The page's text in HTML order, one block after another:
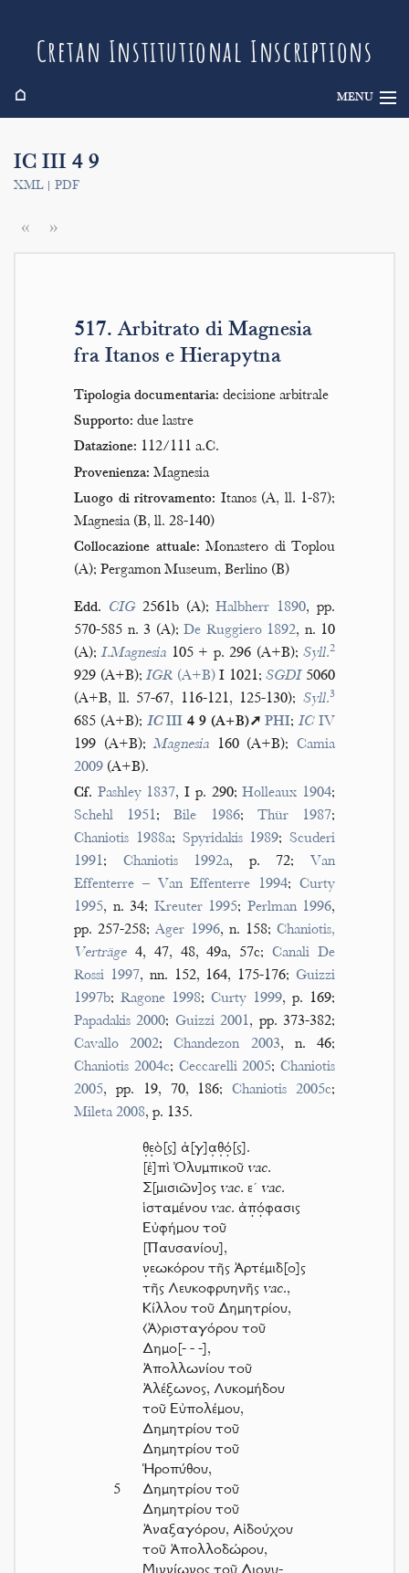
Cretan Institutional Inscriptions
⌂ MENU
Inscriptions
IC III 4 9
XML| PDF
« »
517. Arbitrato di Magnesia
fra Itanos e Hierapytna
Tipologia documentaria: decisione arbitrale
Supporto: due lastre
Datazione: 112/111 a.C.
Provenienza: Magnesia
Luogo di ritrovamento: Itanos (A, ll. 1-87);
Magnesia (B, ll. 28-140)
Collocazione attuale: Monastero di Toplou
(A); Pergamon Museum, Berlino (B)
Edd. CIG2561b (A);Halbherr 1890, pp.
570-585 n. 3 (A); De Ruggiero 1892, n. 10
(A);I.Magnesia 105 + p. 296 (A+B);Syll.2
929 (A+B);IGR (A+B)I 1021;SGDI 5060
(A+B, ll. 57-67, 116-121, 125-130); Syll.3
685 (A+B); ICIII 4 9 (A+B)➚PHI;ICIV
199 (A+B);Magnesia 160 (A+B);Camia
2009 (A+B).
Cf. Pashley 1837, I p. 290;Holleaux 1904;
Schehl 1951;Bile 1986; Thür 1987;
Chaniotis 1988a; Spyridakis 1989; Scuderi
1991; Chaniotis 1992a, p. 72; Van
Effenterre – Van Effenterre 1994;Curty
1995, n. 34; Kreuter 1995; Perlman 1996,
pp. 257-258;Ager 1996, n. 158;Chaniotis,
Verträge 4, 47, 48, 49a, 57c;Canali De
Rossi 1997, nn. 152, 164, 175-176; Guizzi
1997b; Ragone 1998; Curty 1999, p. 169;
Papadakis 2000; Guizzi 2001, pp. 373-382;
Cavallo 2002;Chandezon 2003, n. 46;
Chaniotis 2004c; Ceccarelli 2005; Chaniotis
2005, pp. 19, 70, 186;Chaniotis 2005c;
Mileta 2008, p. 135.
θ̣ε̣ὸ[ς] ἀ[γ]α̣θ̣ό̣[ς].
[ἐ]πὶ Ὀλυμπικοῦ vac.
Σ[μισιῶν]ος vac. ε´ vac.
ἱσταμένου vac. ἀπ̣ό̣φασις
Εὐφήμου τοῦ
[Παυσανίου],
ν̣εωκόρου τῆς Ἀρτέμιδ[ο]ς
τῆς Λευκοφρυηνῆς vac.,
Κίλλου τοῦ Δημητρίου,
⟨Ἀ⟩ρισταγόρου τοῦ
Δημο [- - -] ,
Ἀπολλωνίου τοῦ
Ἀλέξωνος, Λυκομήδου
τοῦ Εὐπολέμου,
Δημητρίου τοῦ
Δημητρίου τοῦ
Ἡροπύθου,
5
Δημητρίου τοῦ
Δημητρίου τοῦ
Ἀναξαγόρου, Αἰδούχου
τοῦ Ἀπολλοδώρου,